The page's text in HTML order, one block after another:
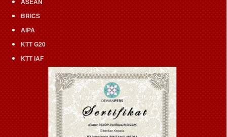
BRICS
AIPA
KTT G20
KTT IAF